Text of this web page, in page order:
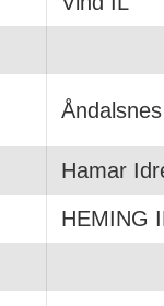
Hamar
HEMING